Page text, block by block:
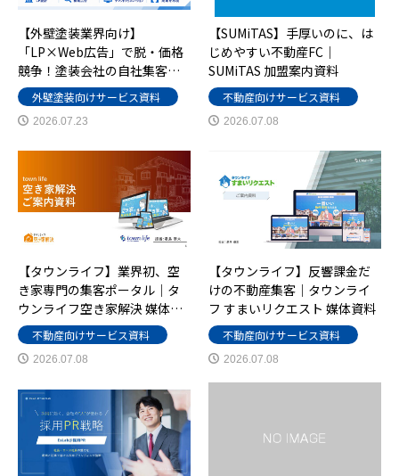
【外壁塗装業界向け】
「LP×Web広告」で脱・価格
競争！塗装会社の自社集客…
外壁塗装向けサービス資料
2026.07.23
【SUMiTAS】手厚いのに、は
じめやすい不動産FC｜
SUMiTAS 加盟案内資料
不動産向けサービス資料
2026.07.08
【タウンライフ】業界初、空
き家専門の集客ポータル｜タ
ウンライフ空き家解決 媒体…
不動産向けサービス資料
2026.07.08
【タウンライフ】反響課金だ
けの不動産集客｜タウンライ
フ すまいリクエスト 媒体資料
不動産向けサービス資料
2026.07.08